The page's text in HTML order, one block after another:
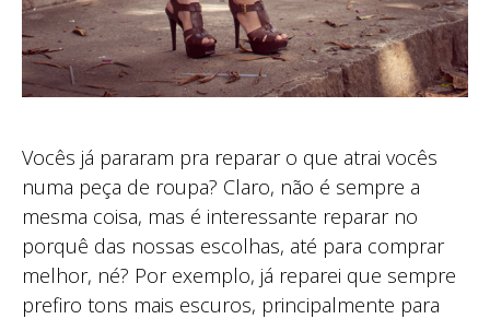
Vocês já pararam pra reparar o que atrai vocês
numa peça de roupa? Claro, não é sempre a
mesma coisa, mas é interessante reparar no
porquê das nossas escolhas, até para comprar
melhor, né? Por exemplo, já reparei que sempre
prefiro tons mais escuros, principalmente para